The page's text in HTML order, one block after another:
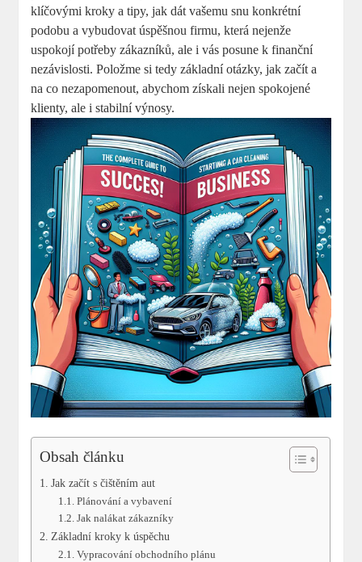
klíčovými kroky a tipy, jak dát vašemu snu konkrétní
podobu a vybudovat úspěšnou firmu, která nejenže
uspokojí potřeby zákazníků, ale i vás posune k finanční
nezávislosti. Položme si tedy základní otázky, jak začít a
na co nezapomenout, abychom získali nejen spokojené
klienty, ale i stabilní výnosy.
Obsah článku
Jak začít s čištěním aut
Plánování a vybavení
Jak nalákat zákazníky
Základní kroky k úspěchu
Vypracování obchodního plánu